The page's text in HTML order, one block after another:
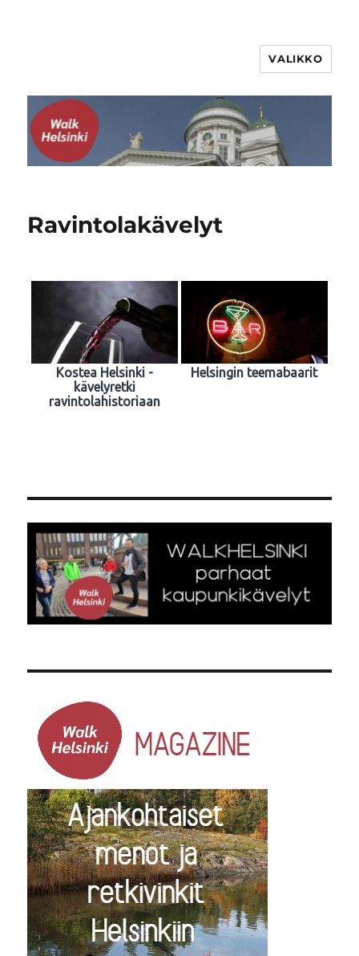
VALIKKO
Ravintolakävelyt
Kostea Helsinki -
kävelyretki
ravintolahistoriaan
Helsingin teemabaarit